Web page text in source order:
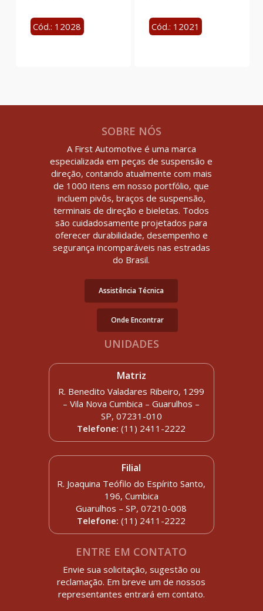
Cód.: 12028 Cód.: 12021
SOBRE NÓS
A First Automotive é uma marca
especializada em peças de suspensão e
direção, contando atualmente com mais
de 1000 itens em nosso portfólio, que
incluem pivôs, braços de suspensão,
terminais de direção e bieletas. Todos
são cuidadosamente projetados para
oferecer durabilidade, desempenho e
segurança incomparáveis nas estradas
do Brasil.
Assistência Técnica
Onde Encontrar
UNIDADES
Matriz
R. Benedito Valadares Ribeiro, 1299
– Vila Nova Cumbica – Guarulhos –
SP, 07231-010
Telefone:(11) 2411-2222
Filial
R. Joaquina Teófilo do Espírito Santo,
196, Cumbica
Guarulhos – SP, 07210-008
Telefone: (11) 2411-2222
ENTRE EM CONTATO
Envie sua solicitação, sugestão ou
reclamação. Em breve um de nossos
representantes entrará em contato.